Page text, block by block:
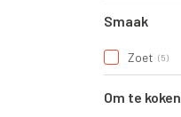
Smaak
Zoet 5
Om te koken